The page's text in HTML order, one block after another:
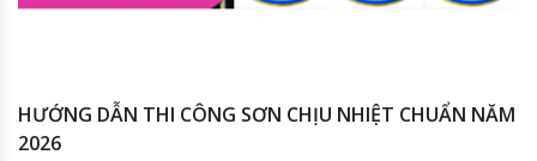
HƯỚNG DẪN THI CÔNG SƠN CHỊU NHIỆT CHUẨN NĂM
2026